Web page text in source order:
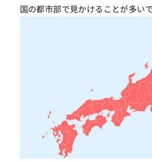
国の都市部で見かけることが多いで